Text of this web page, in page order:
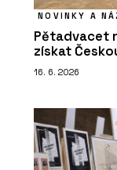
NOVINKY A
Pětadvacet
získat
16. 6. 2026